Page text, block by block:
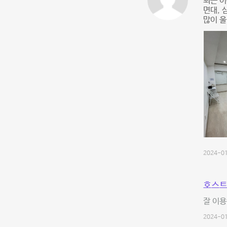
면대,
많이
2024-
호스
잘 이
2024-